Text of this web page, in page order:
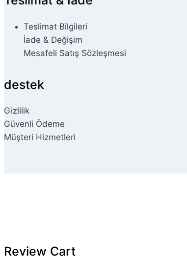
Teslimat Bilgileri
İade & Değişim
Mesafeli Satış Sözleşmesi
destek
Gizlilik
Güvenli Ödeme
Müşteri Hizmetleri
Review Cart